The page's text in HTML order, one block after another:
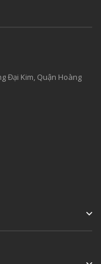
Đại Kim, Quận Hoàng